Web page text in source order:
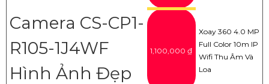
Camera CS-CP1-
R105-1J4WF
Hình Ảnh Đẹp
1,100,000 ₫
Xoay 360 4.0 MP
Full Color 10m IP
Wifi Thu Âm Và
Loa